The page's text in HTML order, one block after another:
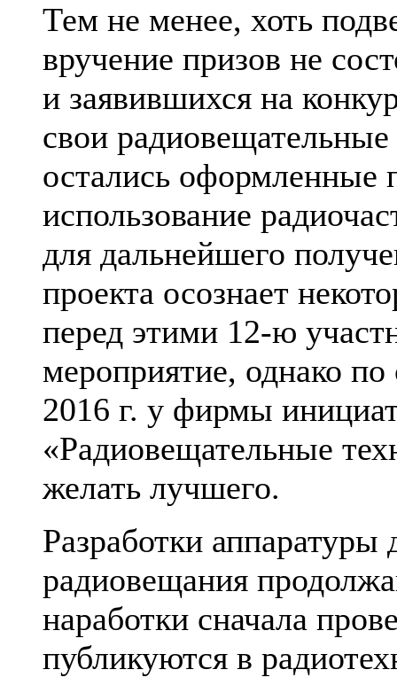
Тем не менее, хоть
вручение призов не
и заявившихся на
свои
остались оформленные
использование
для дальнейшего
проекта осознает
перед этими 12-ю
мероприятие, однако
2016 г. у фирмы
«Радиовещательные
желать лучшего.
Разработки аппаратуры
радиовещания
наработки сначала
публикуются в